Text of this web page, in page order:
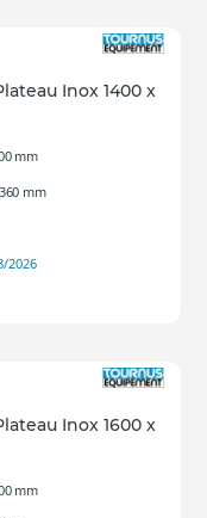
Inox 1400 x
mm
mm
2026
Inox 1600 x
mm